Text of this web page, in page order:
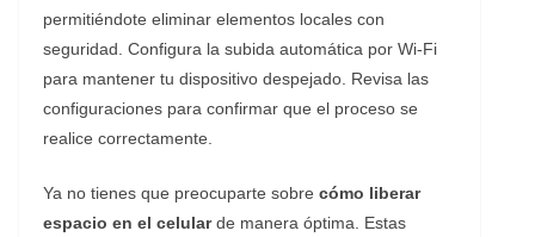
permitiéndote eliminar elementos locales con
seguridad. Configura la subida automática por Wi-Fi
para mantener tu dispositivo despejado. Revisa las
configuraciones para confirmar que el proceso se
realice correctamente.
Ya no tienes que preocuparte sobre cómo liberar
espacio en el celularde manera óptima. Estas